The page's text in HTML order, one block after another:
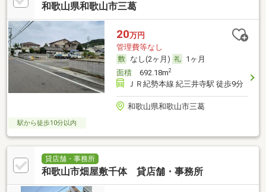
和歌山県和歌山市三葛
20万円
管理費等なし
なし(2ヶ月)
1ヶ月
面積692.18m2
ＪＲ紀勢本線 紀三井寺駅 徒歩9分
和歌山県和歌山市三葛
駅から徒歩10分以内
貸店舗・事務所
和歌山市畑屋敷千体 貸店舗・事務所